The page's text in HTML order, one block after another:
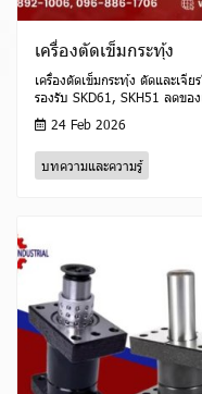
เครื่องตัดเข็มกระทุ้ง
เครื่องตัดเข็มกระทุ้ง ตัดและเจี
รองรับ SKD61, SKH51 ลดข
24 Feb 2026
บทความและความรู้